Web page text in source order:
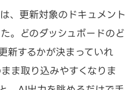
、更新対象のドキュメント
。どのダッシュボードのど
新するかが決まっていれ
ま取り込みやすくなりま